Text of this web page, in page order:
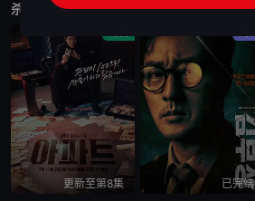
杀人者的购物中心2 秘密关系
更新至第8集 已完结